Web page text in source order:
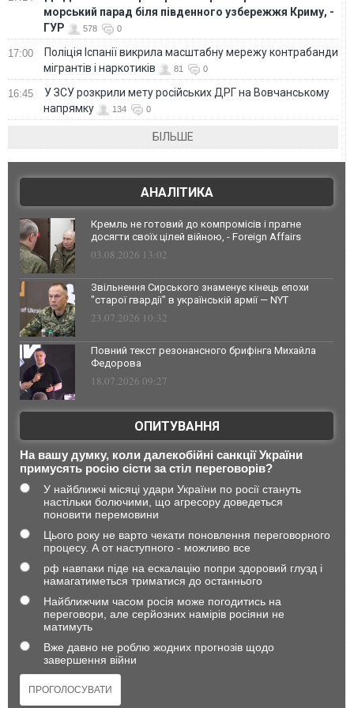
морський парад біля південного узбережжя Криму, -
ГУР
578 0
17:00
Поліція Іспанії викрила масштабну мережу контрабанди
мігрантів і наркотиків
81 0
16:45
У ЗСУ розкрили мету російських ДРГ на Вовчанському
напрямку
134 0
БІЛЬШЕ
АНАЛІТИКА
Кремль не готовий до компромісів і прагне
досягти своїх цілей війною, - Foreign Affairs
03.08.2026 13:02
Звільнення Сирського знаменує кінець епохи
"старої гвардії" в українській армії — NYT
23.07.2026 10:32
Повний текст резонансного брифінга Михайла
Федорова
18.07.2026 09:27
ОПИТУВАННЯ
На вашу думку, коли далекобійні санкції України
примусять росію сісти за стіл переговорів?
У найближчі місяці удари України по росії стануть
настільки болючими, що агресору доведеться
поновити перемовини
Цього року не варто чекати поновлення переговорного
процесу. А от наступного - можливо все
рф навпаки піде на ескалацію попри здоровий глузд і
намагатиметься триматися до останнього
Найближчим часом росія може погодитись на
переговори, але серйозних намірів росіяни не
матимуть
Вже давно не роблю жодних прогнозів щодо
завершення війни